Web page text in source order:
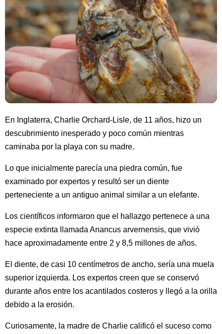
En Inglaterra, Charlie Orchard-Lisle, de 11 años, hizo un
descubrimiento inesperado y poco común mientras
caminaba por la playa con su madre.
Lo que inicialmente parecía una piedra común, fue
examinado por expertos y resultó ser un diente
perteneciente a un antiguo animal similar a un elefante.
Los científicos informaron que el hallazgo pertenece a una
especie extinta llamada Anancus arvernensis, que vivió
hace aproximadamente entre 2 y 8,5 millones de años.
El diente, de casi 10 centímetros de ancho, sería una muela
superior izquierda. Los expertos creen que se conservó
durante años entre los acantilados costeros y llegó a la orilla
debido a la erosión.
Curiosamente, la madre de Charlie calificó el suceso como